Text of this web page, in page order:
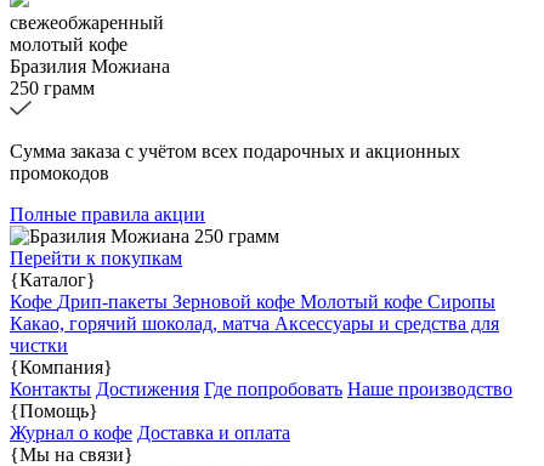
свежеобжаренный
молотый кофе
Бразилия Можиана
250 грамм
Сумма заказа с учётом всех подарочных и акционных
промокодов
Полные правила акции
Перейти к покупкам
{Каталог}
Кофе Дрип-пакеты Зерновой кофе Молотый кофе Сиропы
Какао, горячий шоколад, матча Аксессуары и средства для
чистки
{Компания}
Контакты Достижения Где попробовать Наше производство
{Помощь}
Журнал о кофе Доставка и оплата
{Мы на связи}